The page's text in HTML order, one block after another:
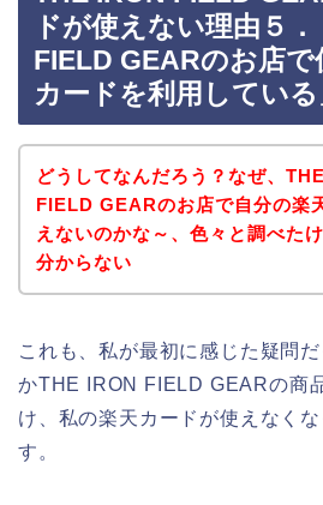
ドが使えない理由５
FIELD GEARのお店
カードを利用している
どうしてなんだろう？なぜ、
FIELD GEARのお店で自分の楽
えないのかな～、色々と調べた
分からない
これも、私が最初に感じた疑問
かTHE IRON FIELD GEARの商
け、私の楽天カードが使えなく
す。